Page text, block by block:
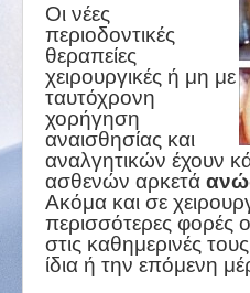
Οι νέες
περιοδοντικές
θεραπείες
χειρουργικές ή μη με
ταυτόχρονη
χορήγηση
αναισθησίας και
αναλγητικών έχουν
ασθενών αρκετά
Ακόμα και σε
περισσότερες φορές
στις καθημερινές
ίδια ή την επόμενη